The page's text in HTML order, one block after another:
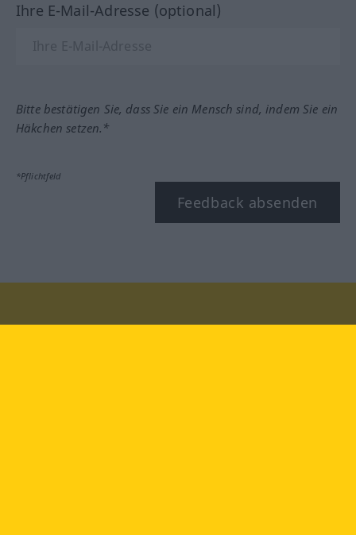
Ihre E-Mail-Adresse (optional)
Bitte bestätigen Sie, dass Sie ein Mensch sind, indem Sie ein
Häkchen setzen.*
*Pflichtfeld
Feedback absenden
Besuchen Sie uns auf: